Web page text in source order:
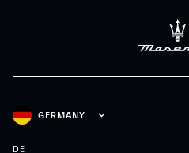
GERMANY
DE